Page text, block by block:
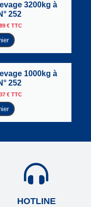
3200kg à
252
€ TTC
1000kg à
252
€ TTC
HOTLINE